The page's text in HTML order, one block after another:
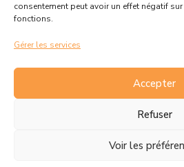
consentement peut avoir un effet négatif
fonctions.
Gérer les services
Accepter
Refuser
Voir les
mairie de Rousset. En savoir plus